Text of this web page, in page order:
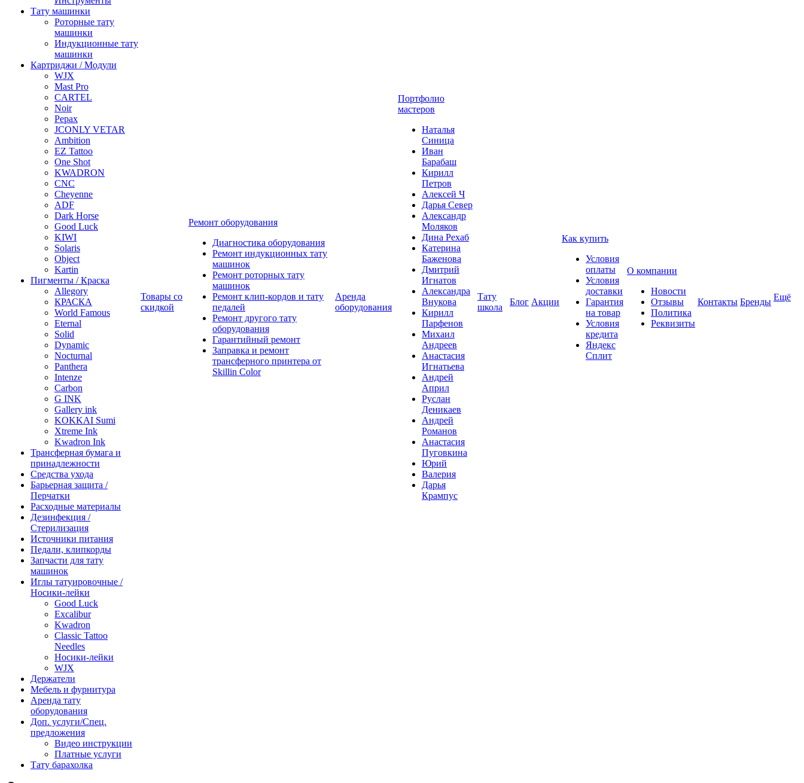
Тату машинки
Роторные тату
машинки
Индукционные тату
машинки
Картриджи / Модули
WJX
Mast Pro
CARTEL
Noir
Pepax
JCONLY VETAR
Ambition
EZ Tattoo
One Shot
KWADRON
CNC
Cheyenne
ADF
Dark Horse
Good Luck
KIWI
Solaris
Object
Kartin
Пигменты / Краска
Allegory
КРАСКА
World Famous
Eternal
Solid
Dynamic
Nocturnal
Panthera
Intenze
Carbon
G INK
Gallery ink
KOKKAI Sumi
Xtreme Ink
Kwadron Ink
Трансферная бумага и
принадлежности
Средства ухода
Барьерная защита /
Перчатки
Расходные материалы
Дезинфекция /
Стерилизация
Источники питания
Педали, клипкорды
Запчасти для тату
машинок
Иглы татуировочные /
Носики-лейки
Good Luck
Excalibur
Kwadron
Classic Tattoo
Needles
Носики-лейки
WJX
Держатели
Мебель и фурнитура
Аренда тату
оборудования
Доп. услуги/Спец.
предложения
Видео инструкции
Платные услуги
Тату барахолка
Товары со
скидкой
Ремонт оборудования
Диагностика оборудования
Ремонт индукционных тату
машинок
Ремонт роторных тату
машинок
Ремонт клип-кордов и тату
педалей
Ремонт другого тату
оборудования
Гарантийный ремонт
Заправка и ремонт
трансферного принтера от
Skillin Color
Аренда
оборудования
Портфолио
мастеров
Наталья
Синица
Иван
Барабаш
Кирилл
Петров
Алексей Ч
Дарья Север
Александр
Моляков
Дина Рехаб
Катерина
Баженова
Дмитрий
Игнатов
Александра
Внукова
Кирилл
Парфенов
Михаил
Андреев
Анастасия
Игнатьева
Андрей
Април
Руслан
Деникаев
Андрей
Романов
Анастасия
Пуговкина
Юрий
Валерия
Дарья
Крампус
Тату
школа
Блог Акции
Как купить
Условия
оплаты
Условия
доставки
Гарантия
на товар
Условия
кредита
Яндекс
Сплит
О компании
Новости
Отзывы
Политика
Реквизиты
Контакты Бренды Ещё